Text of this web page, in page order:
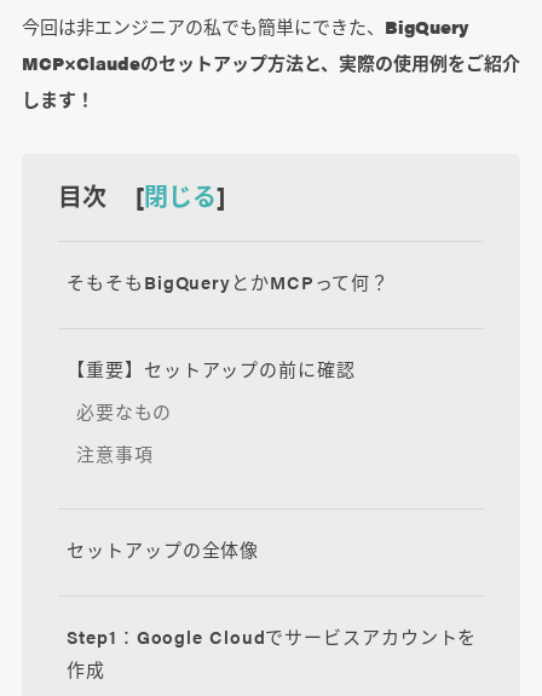
今回は非エンジニアの私でも簡単にできた、 BigQuery
MCP×Claudeのセットアップ方法と、実際の使用例をご紹介
します！
目次 [閉じる]
そもそもBigQueryとかMCPって何？
【重要】セットアップの前に確認
必要なもの
注意事項
セットアップの全体像
Step1：Google Cloudでサービスアカウントを
作成